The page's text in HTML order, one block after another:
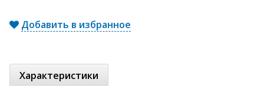
Добавить в избранное
Характеристики